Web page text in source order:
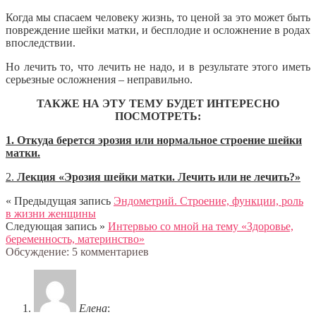
Когда мы спасаем человеку жизнь, то ценой за это может быть
повреждение шейки матки, и бесплодие и осложнение в родах
впоследствии.
Но лечить то, что лечить не надо, и в результате этого иметь
серьезные осложнения – неправильно.
ТАКЖЕ НА ЭТУ ТЕМУ БУДЕТ ИНТЕРЕСНО
ПОСМОТРЕТЬ:
1. Откуда берется эрозия или нормальное строение шейки
матки.
2. Лекция «Эрозия шейки матки. Лечить или не лечить?»
« Предыдущая запись Эндометрий. Строение, функции, роль
в жизни женщины
Следующая запись » Интервью со мной на тему «Здоровье,
беременность, материнство»
Обсуждение: 5 комментариев
Елена: